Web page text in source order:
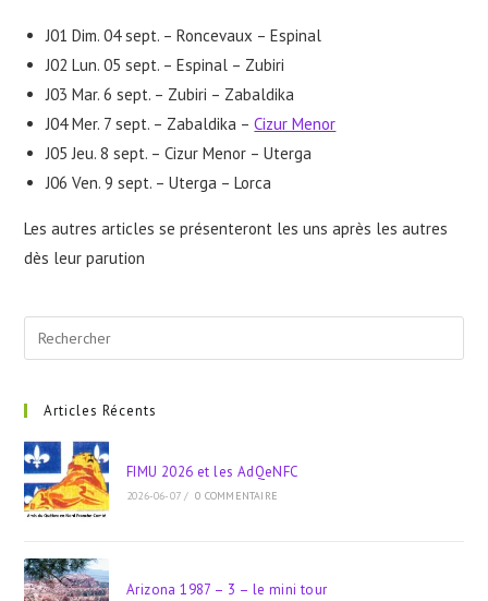
J01 Dim. 04 sept. – Roncevaux – Espinal
J02 Lun. 05 sept. – Espinal – Zubiri
J03 Mar. 6 sept. – Zubiri – Zabaldika
J04 Mer. 7 sept. – Zabaldika –Cizur Menor
J05 Jeu. 8 sept. – Cizur Menor – Uterga
J06 Ven. 9 sept. – Uterga – Lorca
Les autres articles se présenteront les uns après les autres
dès leur parution
Articles Récents
FIMU 2026 et les AdQeNFC
2026-06-07 / 0 COMMENTAIRE
Arizona 1987 – 3 – le mini tour